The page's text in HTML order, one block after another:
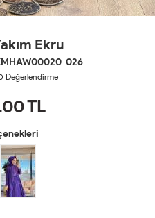
Ekru
026
Değerlendirme
TL